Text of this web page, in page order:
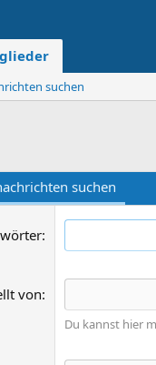
suchen
suchen
von
Du kannst hier